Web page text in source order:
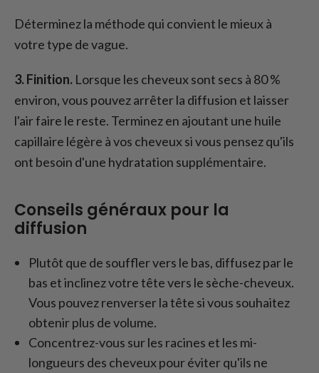
Déterminez la méthode qui convient le mieux à
votre type de vague.
3. Finition. Lorsque les cheveux sont secs à 80 %
environ, vous pouvez arrêter la diffusion et laisser
l'air faire le reste. Terminez en ajoutant une huile
capillaire légère à vos cheveux si vous pensez qu'ils
ont besoin d'une hydratation supplémentaire.
Conseils généraux pour la
diffusion
Plutôt que de souffler vers le bas, diffusez par le
bas et inclinez votre tête vers le sèche-cheveux.
Vous pouvez renverser la tête si vous souhaitez
obtenir plus de volume.
Concentrez-vous sur les racines et les mi-
longueurs des cheveux pour éviter qu'ils ne